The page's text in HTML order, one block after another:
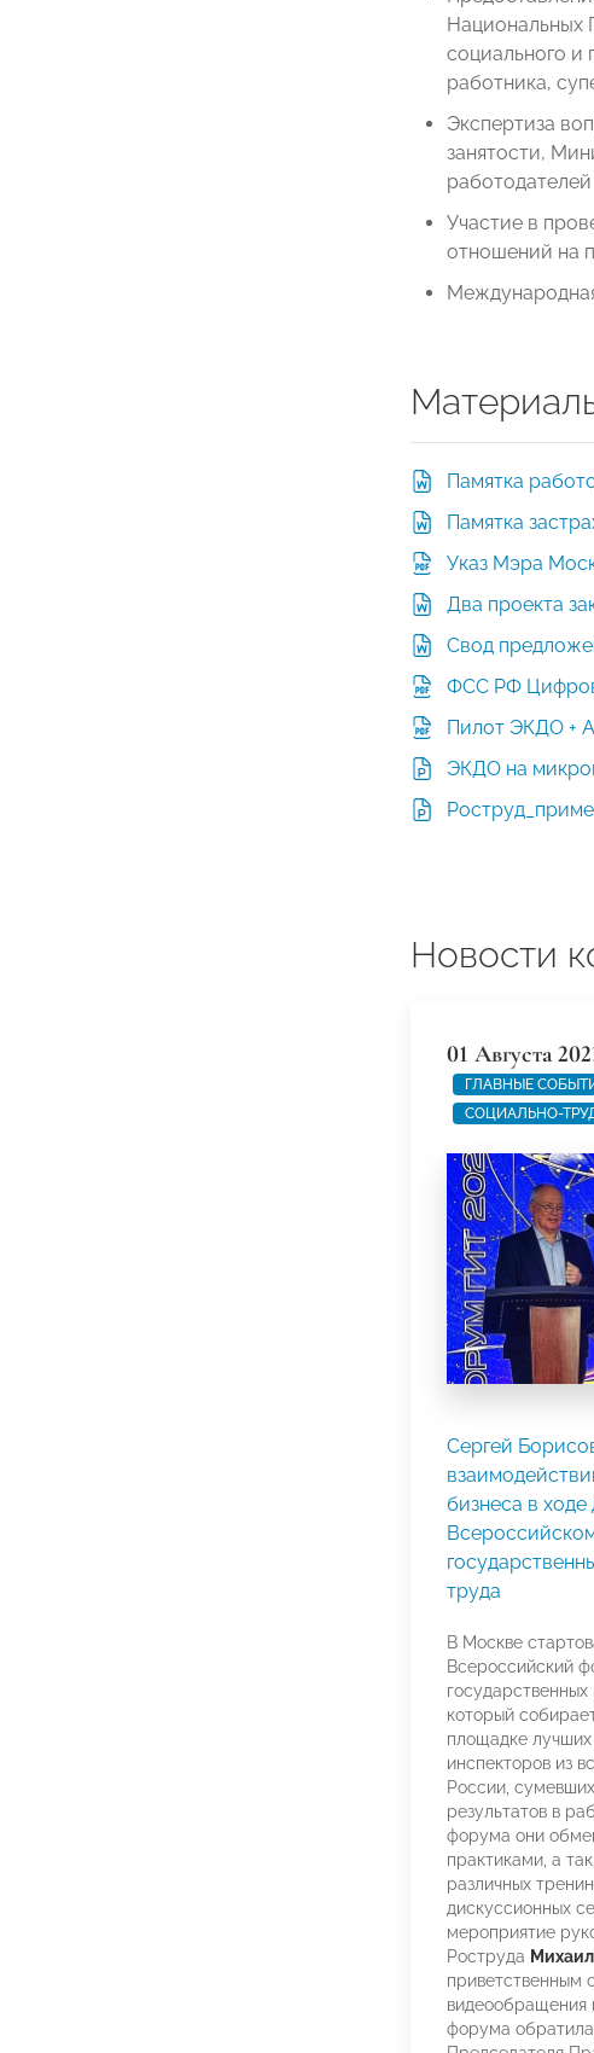
Национальных
социального и
работника,
Экспертиза
занятости,
Участие в
отношений на
Памятка
Памятка
Указ Мэра
Два проекта
Свод
ФСС РФ
Пилот ЭКДО +
ЭКДО на
Новости
01 Августа
ГЛАВНЫЕ
СОЦИАЛЬНО-
Сергей
бизнеса в
труда
В Москве
Всероссийский
государственных
который
площадке
инспекторов из
России,
результатов в
форума они
практиками, а
различных
дискуссионных
мероприятие
Роструда
приветственным
видеообращения
форума